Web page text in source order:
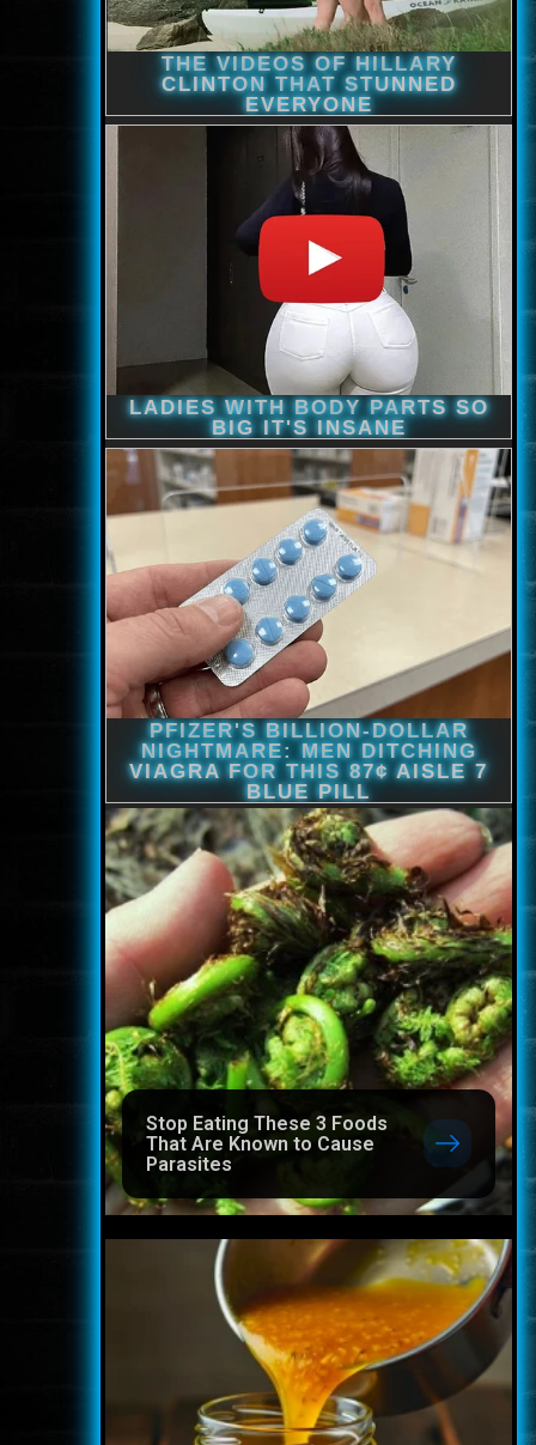
Stop Eating These 3 Foods
That Are Known to Cause
Parasites